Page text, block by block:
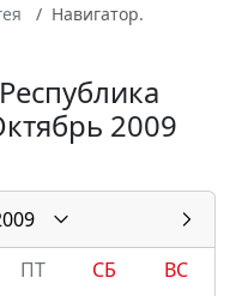
Навигатор.
2009
ПТ СБ
ВС